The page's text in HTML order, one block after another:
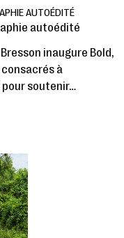
AUTOÉDITÉ
autoédité
inaugure Bold,
consacrés à
pour soutenir…